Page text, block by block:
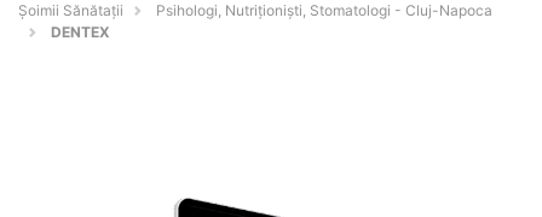
Şoimii Sănătații
Psihologi, Nutriționiști, Stomatologi - Cluj-Napoca
DENTEX